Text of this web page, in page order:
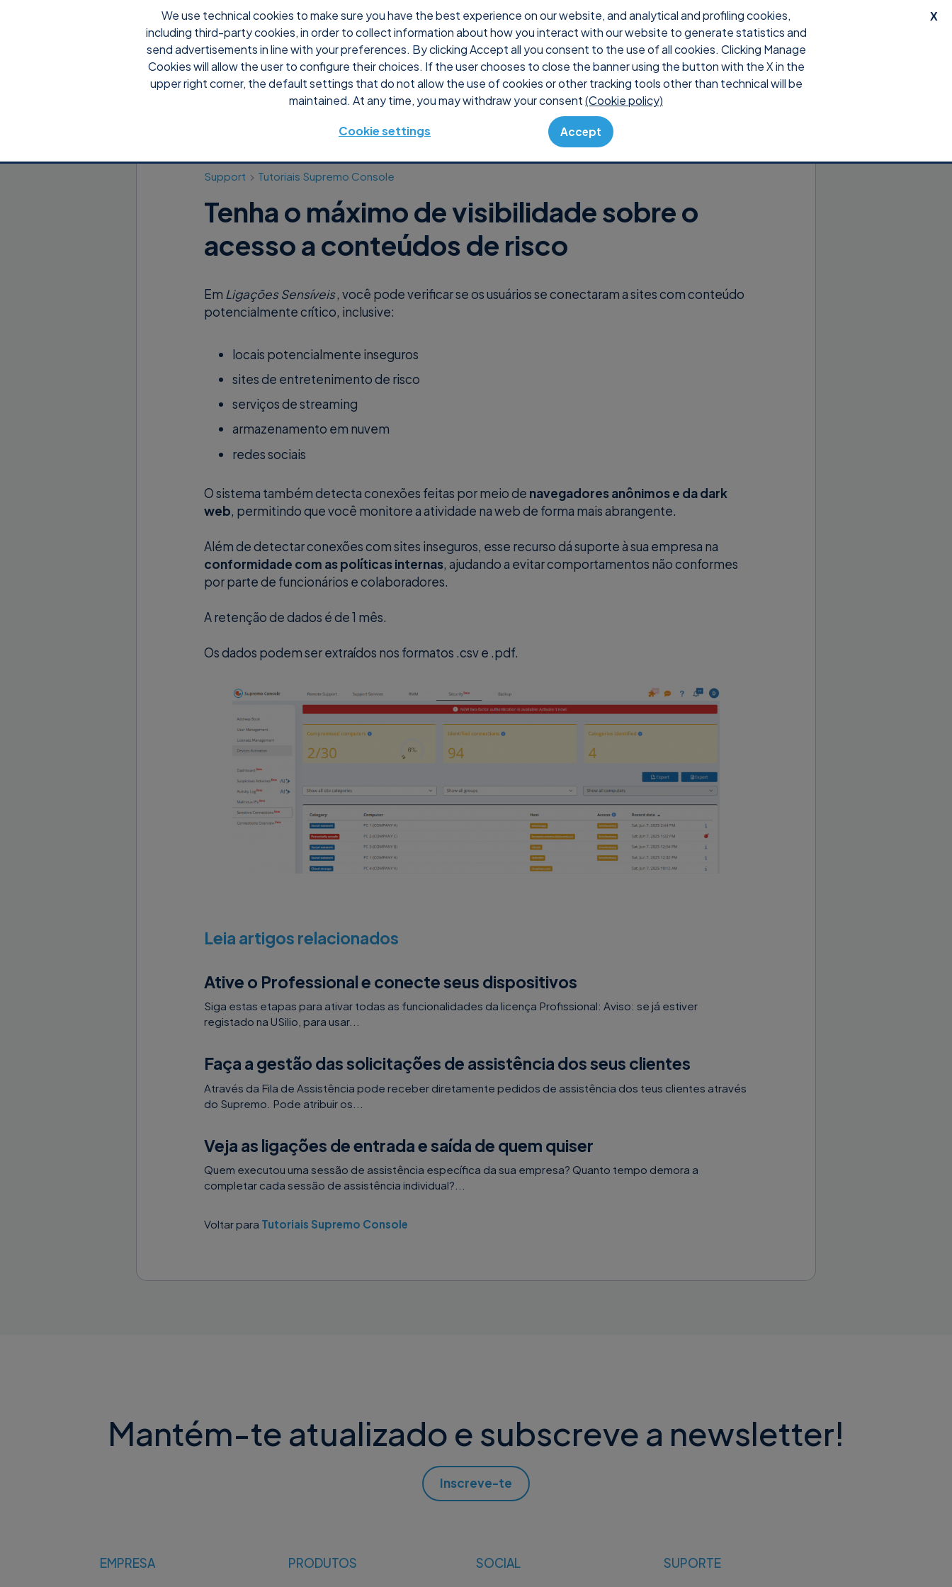
X
We use technical cookies to make sure you have the best experience on our website, and analytical and profiling cookies,
including third-party cookies, in order to collect information about how you interact with our website to generate statistics and
send advertisements in line with your preferences. By clicking Accept all you consent to the use of all cookies. Clicking Manage
Cookies will allow the user to configure their choices. If the user chooses to close the banner using the button with the X in the
upper right corner, the default settings that do not allow the use of cookies or other tracking tools other than technical will be
maintained. At any time, you may withdraw your consent(Cookie policy)
Cookie settings Accept
Por que Supremo Preços Shop Console Suporte Download Entrar
Support Tutoriais Supremo Console
Tenha o máximo de visibilidade sobre o
acesso a conteúdos de risco
Em Ligações Sensíveis, você pode verificar se os usuários se conectaram a sites com conteúdo
potencialmente crítico, inclusive:
locais potencialmente inseguros
sites de entretenimento de risco
serviços de streaming
armazenamento em nuvem
redes sociais
O sistema também detecta conexões feitas por meio de navegadores anônimos e da dark
web, permitindo que você monitore a atividade na web de forma mais abrangente.
Além de detectar conexões com sites inseguros, esse recurso dá suporte à sua empresa na
conformidade com as políticas internas, ajudando a evitar comportamentos não conformes
por parte de funcionários e colaboradores.
A retenção de dados é de 1 mês.
Os dados podem ser extraídos nos formatos .csv e .pdf.
Leia artigos relacionados
Ative o Professional e conecte seus dispositivos
Siga estas etapas para ativar todas as funcionalidades da licença Profissional: Aviso: se já estiver
registado na USilio, para usar...
Faça a gestão das solicitações de assistência dos seus clientes
Através da Fila de Assistência pode receber diretamente pedidos de assistência dos teus clientes através
do Supremo. Pode atribuir os...
Veja as ligações de entrada e saída de quem quiser
Quem executou uma sessão de assistência específica da sua empresa? Quanto tempo demora a
completar cada sessão de assistência individual?...
Voltar para Tutoriais Supremo Console
Mantém-te atualizado e subscreve a newsletter!
Inscreve-te
EMPRESA
PRODUTOS SOCIAL
SUPORTE